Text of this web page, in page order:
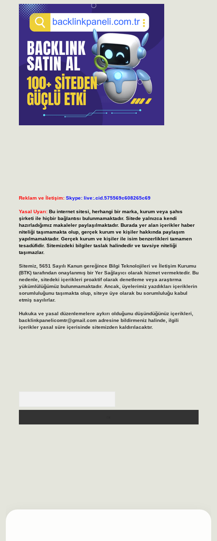
Reklam ve İletişim: Skype: live:.cid.575569c608265c69
Yasal Uyarı: Bu internet sitesi, herhangi bir marka, kurum veya şahıs
şirketi ile hiçbir bağlantısı bulunmamaktadır. Sitede yalnızca kendi
hazırladığımız makaleler paylaşılmaktadır. Burada yer alan içerikler haber
niteliği taşımamakta olup, gerçek kurum ve kişiler hakkında paylaşım
yapılmamaktadır. Gerçek kurum ve kişiler ile isim benzerlikleri tamamen
tesadüfidir. Sitemizdeki bilgiler taslak halindedir ve tavsiye niteliği
taşımazlar.
Sitemiz, 5651 Sayılı Kanun gereğince Bilgi Teknolojileri ve İletişim Kurumu
(BTK) tarafından onaylanmış bir Yer Sağlayıcı olarak hizmet vermektedir. Bu
nedenle, sitedeki içerikleri proaktif olarak denetleme veya araştırma
yükümlülüğümüz bulunmamaktadır. Ancak, üyelerimiz yazdıkları içeriklerin
sorumluluğunu taşımakta olup, siteye üye olarak bu sorumluluğu kabul
etmiş sayılırlar.
Hukuka ve yasal düzenlemelere aykırı olduğunu düşündüğünüz içerikleri,
backlinkpanelicomtr@gmail.comadresine bildirmeniz halinde, ilgili
içerikler yasal süre içerisinde sitemizden kaldırılacaktır.